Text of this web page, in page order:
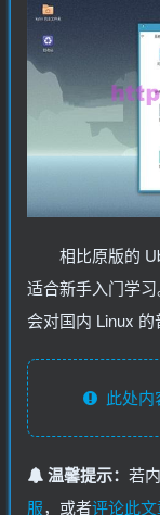
相比原版的
适合新手入门学
会对国内 Linux 的
此处内
温馨提示： 若
服，或者评论此